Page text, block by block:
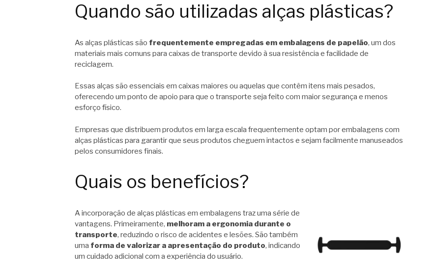
Quando são utilizadas alças plásticas?
As alças plásticas são frequentemente empregadas em embalagens de papelão, um dos
materiais mais comuns para caixas de transporte devido à sua resistência e facilidade de
reciclagem.
Essas alças são essenciais em caixas maiores ou aquelas que contêm itens mais pesados,
oferecendo um ponto de apoio para que o transporte seja feito com maior segurança e menos
esforço físico.
Empresas que distribuem produtos em larga escala frequentemente optam por embalagens com
alças plásticas para garantir que seus produtos cheguem intactos e sejam facilmente manuseados
pelos consumidores finais.
Quais os benefícios?
A incorporação de alças plásticas em embalagens traz uma série de
vantagens. Primeiramente, melhoram a ergonomia durante o
transporte, reduzindo o risco de acidentes e lesões. São também
uma forma de valorizar a apresentação do produto, indicando
um cuidado adicional com a experiência do usuário.